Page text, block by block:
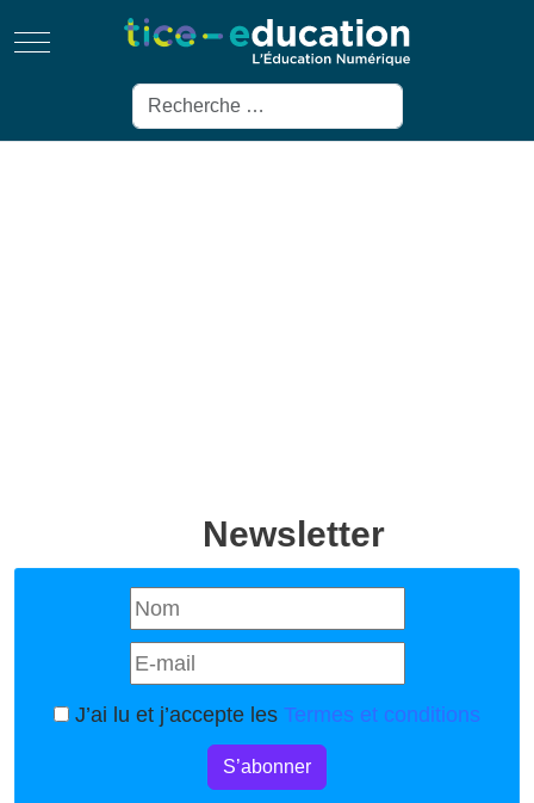
Mobile Menu Toggle
Rechercher
Newsletter
J’ai lu et j’accepte les Termes et conditions
S’abonner